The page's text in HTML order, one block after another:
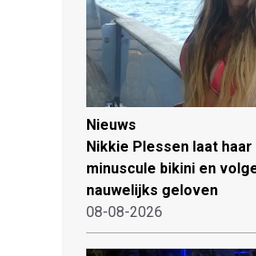
Nieuws
Nikkie Plessen laat
minuscule bikini en
nauwelijks geloven
08-08-2026